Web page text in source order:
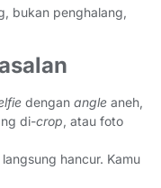
bukan penghalang,
dengan angle aneh,
di-crop, atau foto
hancur. Kamu